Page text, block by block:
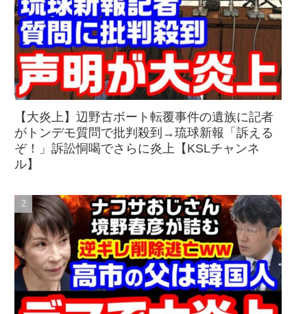
【大炎上】辺野古ボート転覆事件の遺族に記者
がトンデモ質問で批判殺到→琉球新報「訴える
ぞ！」訴訟恫喝でさらに炎上【KSLチャンネ
ル】